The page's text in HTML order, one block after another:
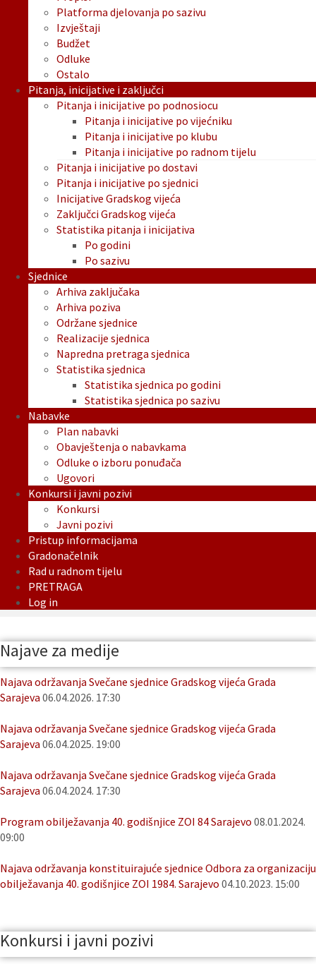
Platforma djelovanja po sazivu
Izvještaji
Budžet
Odluke
Ostalo
Pitanja, inicijative i zaključci
Pitanja i inicijative po podnosiocu
Pitanja i inicijative po vijećniku
Pitanja i inicijative po klubu
Pitanja i inicijative po radnom tijelu
Pitanja i inicijative po dostavi
Pitanja i inicijative po sjednici
Inicijative Gradskog vijeća
Zaključci Gradskog vijeća
Statistika pitanja i inicijativa
Po godini
Po sazivu
Sjednice
Arhiva zaključaka
Arhiva poziva
Održane sjednice
Realizacije sjednica
Napredna pretraga sjednica
Statistika sjednica
Statistika sjednica po godini
Statistika sjednica po sazivu
Nabavke
Plan nabavki
Obavještenja o nabavkama
Odluke o izboru ponuđača
Ugovori
Konkursi i javni pozivi
Konkursi
Javni pozivi
Pristup informacijama
Gradonačelnik
Rad u radnom tijelu
PRETRAGA
Log in
Najave za medije
Najava održavanja Svečane sjednice Gradskog vijeća Grada
Sarajeva 06.04.2026. 17:30
Najava održavanja Svečane sjednice Gradskog vijeća Grada
Sarajeva 06.04.2025. 19:00
Najava održavanja Svečane sjednice Gradskog vijeća Grada
Sarajeva 06.04.2024. 17:30
Program obilježavanja 40. godišnjice ZOI 84 Sarajevo 08.01.2024.
09:00
Najava održavanja konstituirajuće sjednice Odbora za organizaciju
obilježavanja 40. godišnjice ZOI 1984. Sarajevo 04.10.2023. 15:00
Konkursi i javni pozivi